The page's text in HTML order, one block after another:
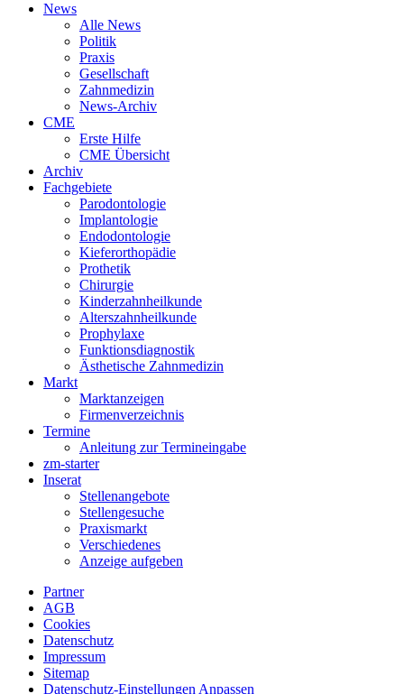
News
Alle News
Politik
Praxis
Gesellschaft
Zahnmedizin
News-Archiv
CME
Erste Hilfe
CME Übersicht
Archiv
Fachgebiete
Parodontologie
Implantologie
Endodontologie
Kieferorthopädie
Prothetik
Chirurgie
Kinderzahnheilkunde
Alterszahnheilkunde
Prophylaxe
Funktionsdiagnostik
Ästhetische Zahnmedizin
Markt
Marktanzeigen
Firmenverzeichnis
Termine
Anleitung zur Termineingabe
zm-starter
Inserat
Stellenangebote
Stellengesuche
Praxismarkt
Verschiedenes
Anzeige aufgeben
Partner
AGB
Cookies
Datenschutz
Impressum
Sitemap
Datenschutz-Einstellungen Anpassen